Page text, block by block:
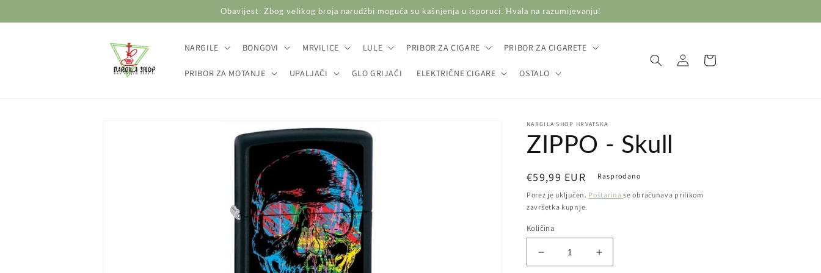
sadržaj
Obavijest: Zbog velikog broja narudžbi moguća su kašnjenja u isporuci. Hvala na razumijevanju!
NARGILE BONGOVI MRVILICE LULE PRIBOR ZA CIGARE PRIBOR ZA CIGARETE
PRIBOR ZA MOTANJE UPALJAČI GLO GRIJAČI ELEKTRIČNE CIGARE OSTALO
Prijava Košarica
NARGILA SHOP HRVATSKA
ZIPPO - Skull
Redovna
cijena
€59,99 EUR Rasprodano
Porez je uključen. Poštarinase obračunava prilikom
završetka kupnje.
Količina
Smanji
količinu
Povećaj
količinu